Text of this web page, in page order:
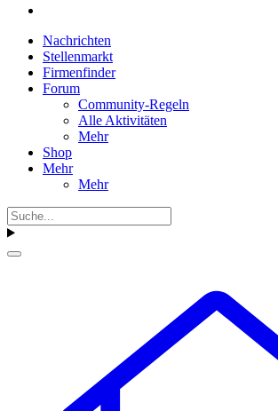
Nachrichten
Stellenmarkt
Firmenfinder
Forum
Community-Regeln
Alle Aktivitäten
Mehr
Shop
Mehr
Mehr